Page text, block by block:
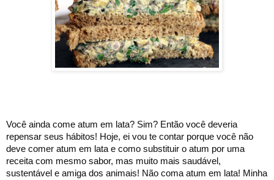
Você ainda come atum em lata? Sim? Então você deveria
repensar seus hábitos! Hoje, ei vou te contar porque você não
deve comer atum em lata e como substituir o atum por uma
receita com mesmo sabor, mas muito mais saudável,
sustentável e amiga dos animais! Não coma atum em lata! Minha